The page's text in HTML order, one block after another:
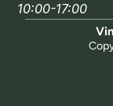
10:00-17:00